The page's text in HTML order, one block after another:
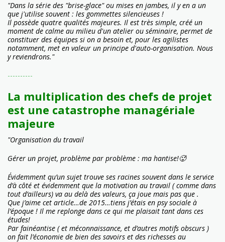
"Dans la série des "brise-glace" ou mises en jambes, il y en a un
que j'utilise souvent : les gommettes silencieuses !
Il possède quatre qualités majeures. Il est très simple, créé un
moment de calme au milieu d'un atelier ou séminaire, permet de
constituer des équipes si on a besoin et, pour les agilistes
notamment, met en valeur un principe d'auto-organisation. Nous
y reviendrons."
----------
La multiplication des chefs de projet
est une catastrophe managériale
majeure
"Organisation du travail
Gérer un projet, problème par problème : ma hantise!🥵
Évidemment qu’un sujet trouve ses racines souvent dans le service
d’à côté et évidemment que la motivation au travail ( comme dans
tout d’ailleurs) va au delà des valeurs, ça joue mais pas que .
Que j’aime cet article…de 2015…tiens j’étais en psy sociale à
l’époque ! Il me replonge dans ce qui me plaisait tant dans ces
études!
Par fainéantise ( et méconnaissance, et d’autres motifs obscurs )
on fait l’économie de bien des savoirs et des richesses au